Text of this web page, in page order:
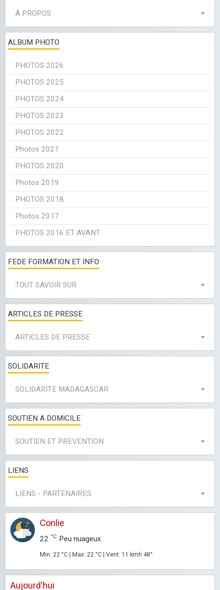
À PROPOS
ALBUM PHOTO
PHOTOS 2026
PHOTOS 2025
PHOTOS 2024
PHOTOS 2023
PHOTOS 2022
Photos 2021
PHOTOS 2020
Photos 2019
PHOTOS 2018
Photos 2017
PHOTOS 2016 ET AVANT
FEDE FORMATION ET INFO
TOUT SAVOIR SUR
ARTICLES DE PRESSE
ARTICLES DE PRESSE
SOLIDARITE
SOLIDARITE MADAGASCAR
SOUTIEN A DOMICILE
SOUTIEN ET PREVENTION
LIENS
LIENS - PARTENAIRES
Conlie
22 °C Peu nuageux
Min: 22 °C | Max: 22 °C | Vent: 11 kmh 48°
Aujourd'hui